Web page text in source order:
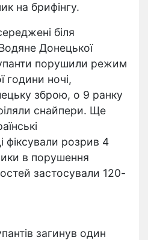
на брифінгу.
біля
Донецької
порушили режим
години ночі,
зброю, о 9 ранку
снайпери. Ще
фіксували розрив 4
в порушення
застосували 120-
загинув один